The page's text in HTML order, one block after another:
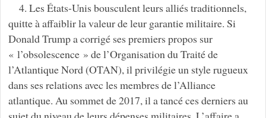
4. Les États-Unis bousculent leurs alliés traditionnels,
quitte à affaiblir la valeur de leur garantie militaire. Si
Donald Trump a corrigé ses premiers propos sur
« l’obsolescence » de l’Organisation du Traité de
l’Atlantique Nord (OTAN), il privilégie un style rugueux
dans ses relations avec les membres de l’Alliance
atlantique. Au sommet de 2017, il a tancé ces derniers au